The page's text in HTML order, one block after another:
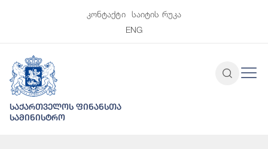
კონტაქტი
საიტის რუკა
ENG
საქართველოს ფინანსთა
სამინისტრო